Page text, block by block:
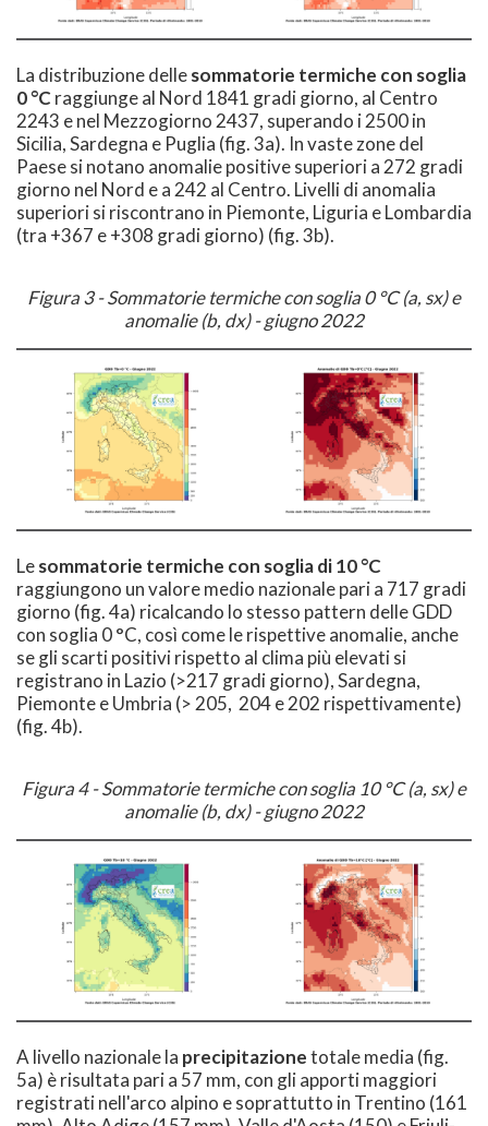
La distribuzione dellesommatorie termiche con soglia
0 °C raggiunge al Nord 1841 gradi giorno, al Centro
2243 e nel Mezzogiorno 2437, superando i 2500 in
Sicilia, Sardegna e Puglia (fig. 3a). In vaste zone del
Paese si notano anomalie positive superiori a 272 gradi
giorno nel Nord e a 242 al Centro. Livelli di anomalia
superiori si riscontrano in Piemonte, Liguria e Lombardia
(tra +367 e +308 gradi giorno) (fig. 3b).
Figura 3 - Sommatorie termiche con soglia 0 °C (a, sx) e
anomalie (b, dx) - giugno 2022
Lesommatorie termiche con soglia di 10 °C
raggiungono un valore medio nazionale pari a 717 gradi
giorno (fig. 4a) ricalcando lo stesso pattern delle GDD
con soglia 0 °C, così come le rispettive anomalie, anche
se gli scarti positivi rispetto al clima più elevati si
registrano in Lazio (>217 gradi giorno), Sardegna,
Piemonte e Umbria (> 205, 204 e 202 rispettivamente)
(fig. 4b).
Figura 4 - Sommatorie termiche con soglia 10 °C (a, sx) e
anomalie (b, dx) - giugno 2022
A livello nazionale la precipitazionetotale media (fig.
5a) è risultata pari a 57 mm, con gli apporti maggiori
registrati nell'arco alpino e soprattutto in Trentino (161